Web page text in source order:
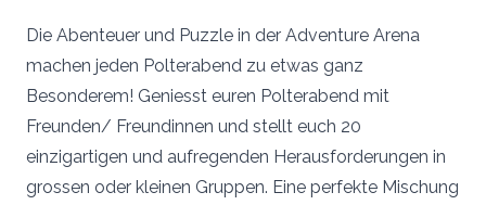
Die Abenteuer und Puzzle in der Adventure Arena
machen jeden Polterabend zu etwas ganz
Besonderem! Geniesst euren Polterabend mit
Freunden/ Freundinnen und stellt euch 20
einzigartigen und aufregenden Herausforderungen in
grossen oder kleinen Gruppen. Eine perfekte Mischung